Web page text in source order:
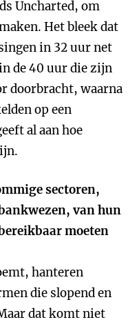
Uncharted, om
Het bleek dat
in 32 uur net
de 40 uur die zijn
doorbracht, waarna
op een
al aan hoe
sectoren,
van hun
moeten
hanteren
die slopend en
dat komt niet